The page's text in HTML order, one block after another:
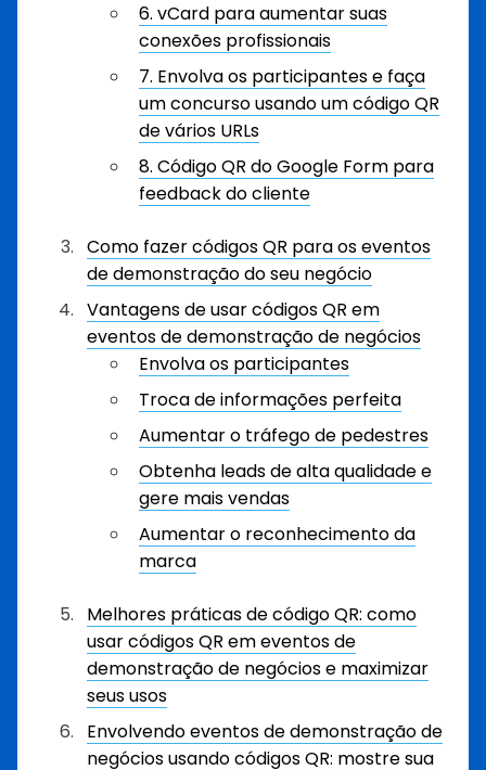
6. vCard para aumentar suas
conexões profissionais
7. Envolva os participantes e faça
um concurso usando um código QR
de vários URLs
8. Código QR do Google Form para
feedback do cliente
Como fazer códigos QR para os eventos
de demonstração do seu negócio
Vantagens de usar códigos QR em
eventos de demonstração de negócios
Envolva os participantes
Troca de informações perfeita
Aumentar o tráfego de pedestres
Obtenha leads de alta qualidade e
gere mais vendas
Aumentar o reconhecimento da
marca
Melhores práticas de código QR: como
usar códigos QR em eventos de
demonstração de negócios e maximizar
seus usos
Envolvendo eventos de demonstração de
negócios usando códigos QR: mostre sua